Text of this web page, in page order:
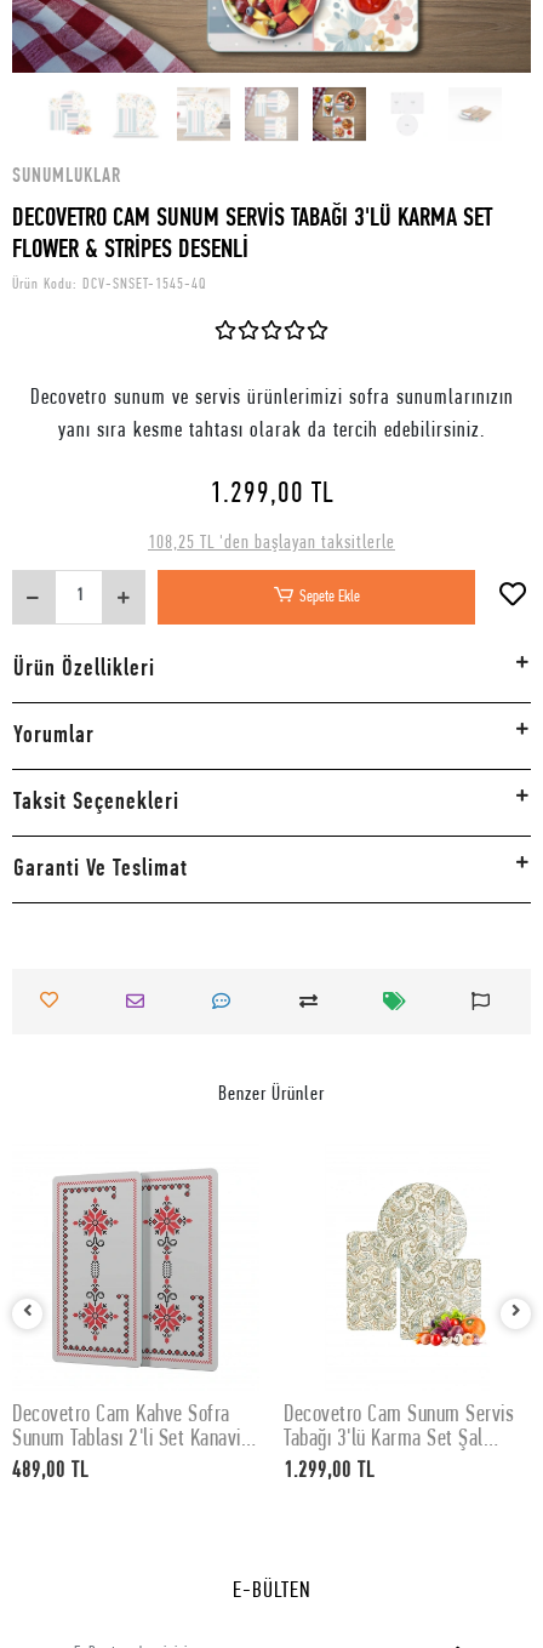
SUNUMLUKLAR
DECOVETRO CAM SUNUM SERVİS TABAĞI 3'LÜ KARMA SET
FLOWER & STRİPES DESENLİ
Ürün Kodu: DCV-SNSET-1545-4Q
Decovetro sunum ve servis ürünlerimizi sofra sunumlarınızın
yanı sıra kesme tahtası olarak da tercih edebilirsiniz.
1.299,00 TL
108,25 TL 'den başlayan taksitlerle
Sepete Ekle
Ürün Özellikleri
Yorumlar
Taksit Seçenekleri
Garanti Ve Teslimat
Benzer Ürünler
SEPETE EKLE
Decovetro Cam Kahve Sofra
Sunum Tablası 2'li Set Kanaviçe
Desenli 30 x 15 cm
489,00 TL
SEPETE EKLE
Decovetro Cam Sunum Servis
Tabağı 3'lü Karma Set Şal
Desenli
1.299,00 TL
E-BÜLTEN